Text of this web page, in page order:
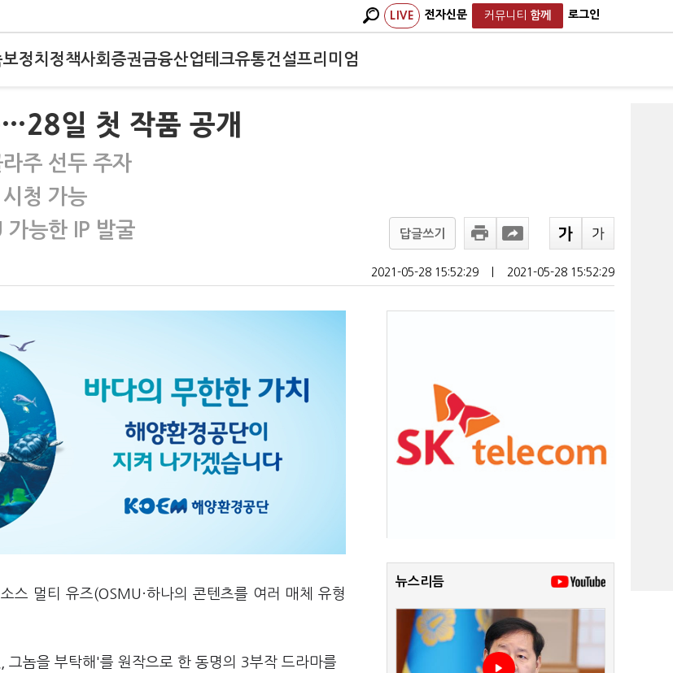
LIVE 전자신문 커뮤니티 함께 로그인
보정치 정책사회 증권금융산업테크유통건설프리미엄
일 첫 작품 공개
주 선두 주자
청 가능
가능한 IP 발굴
답글쓰기
2021-05-28 15:52:29 2021-05-28 15:52:29
스 멀티 유즈(OSMU·하나의 콘텐츠를 여러 매체 유형
놈을 부탁해'를 원작으로 한 동명의 3부작 드라마를
뉴스리듬